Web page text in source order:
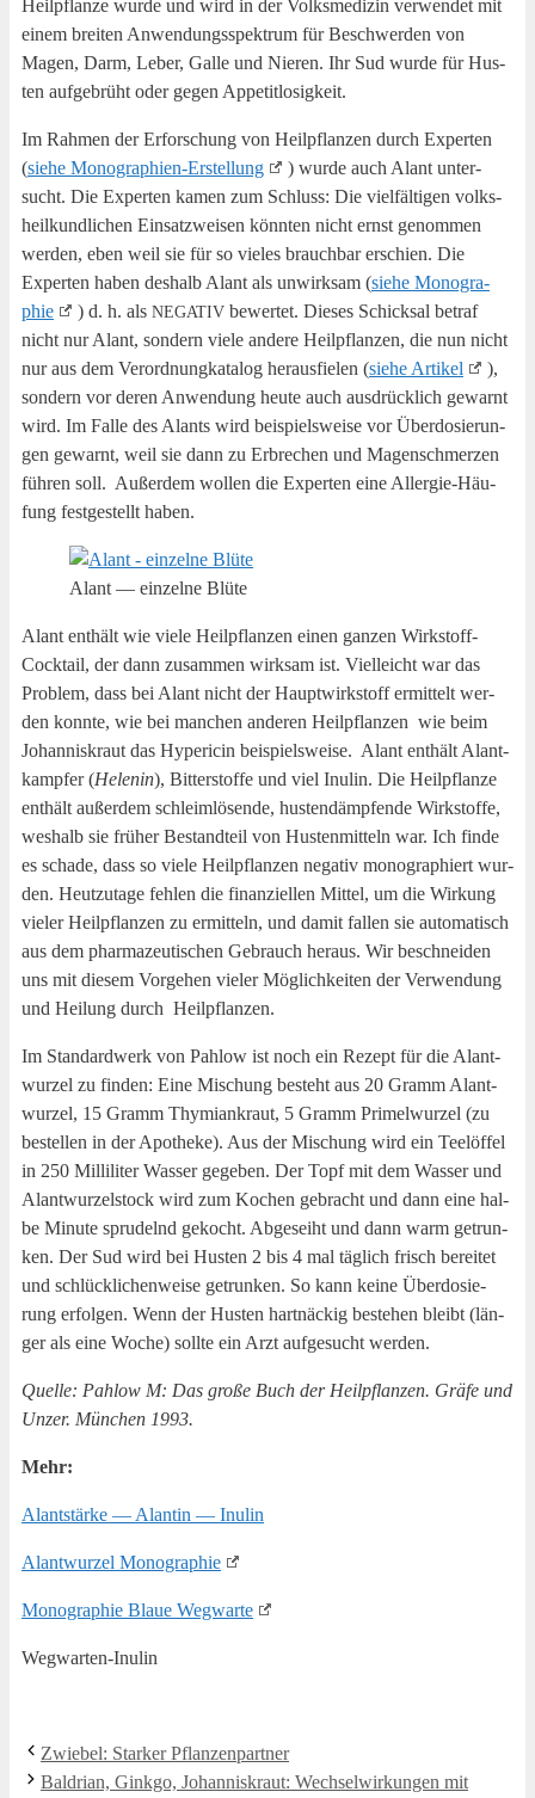
Heil­pflan­ze wur­de und wird in der Volks­me­di­zin ver­wen­det mit
einem brei­ten Anwen­dungs­spek­trum für Beschwer­den von
Magen, Darm, Leber, Gal­le und Nie­ren. Ihr Sud wur­de für Hus­
ten auf­ge­brüht oder gegen Appetitlosigkeit.
Im Rah­men der Erfor­schung von Heil­pflan­zen durch Exper­ten
(sie­he Mono­gra­phien-Erstel­lung
) wur­de auch Alant unter­
sucht. Die Exper­ten kamen zum Schluss: Die viel­fäl­ti­gen volks­
heil­kund­li­chen Ein­satz­wei­sen könn­ten nicht ernst genom­men
wer­den, eben weil sie für so vie­les brauch­bar erschien. Die
Exper­ten haben des­halb Alant als unwirk­sam (sie­he Mono­gra­
phie
) d. h. als NEGATIV bewer­tet. Die­ses Schick­sal betraf
nicht nur Alant, son­dern vie­le ande­re Heil­pflan­zen, die nun nicht
nur aus dem Ver­ord­nung­ka­ta­log her­aus­fie­len (sie­he Arti­kel
),
son­dern vor deren Anwen­dung heu­te auch aus­drück­lich gewarnt
wird. Im Fal­le des Alants wird bei­spiels­wei­se vor Über­do­sie­run­
gen gewarnt, weil sie dann zu Erbre­chen und Magen­schmer­zen
füh­ren soll. Außer­dem wol­len die Exper­ten eine All­er­gie-Häu­
fung fest­ge­stellt haben.
Alant — ein­zel­ne Blüte
Alant ent­hält wie vie­le Heil­pflan­zen einen gan­zen Wirk­stoff-
Cock­tail, der dann zusam­men wirk­sam ist. Viel­leicht war das
Pro­blem, dass bei Alant nicht der Haupt­wirk­stoff ermit­telt wer­
den konn­te, wie bei man­chen ande­ren Heil­pflan­zen wie beim
Johan­nis­kraut das Hyperi­cin bei­spiels­wei­se. Alant ent­hält Alant­
kamp­fer (Hele­nin), Bit­ter­stof­fe und viel Inu­lin. Die Heil­pflan­ze
ent­hält außer­dem schleim­lö­sen­de, hus­ten­dämp­fen­de Wirk­stof­fe,
wes­halb sie frü­her Bestand­teil von Hus­ten­mit­teln war. Ich fin­de
es scha­de, dass so vie­le Heil­pflan­zen nega­tiv mono­gra­phiert wur­
den. Heut­zu­ta­ge feh­len die finan­zi­el­len Mit­tel, um die Wir­kung
vie­ler Heil­pflan­zen zu ermit­teln, und damit fal­len sie auto­ma­tisch
aus dem phar­ma­zeu­ti­schen Gebrauch her­aus. Wir beschnei­den
uns mit die­sem Vor­ge­hen vie­ler Mög­lich­kei­ten der Ver­wen­dung
und Hei­lung durch Heilpflanzen.
Im Stan­dard­werk von Pahl­ow ist noch ein Rezept für die Alant­
wur­zel zu fin­den: Eine Mischung besteht aus 20 Gramm Alant­
wur­zel, 15 Gramm Thy­mi­an­kraut, 5 Gramm Pri­mel­wur­zel (zu
bestel­len in der Apo­the­ke). Aus der Mischung wird ein Tee­löf­fel
in 250 Mil­li­li­ter Was­ser gege­ben. Der Topf mit dem Was­ser und
Alant­wur­zel­stock wird zum Kochen gebracht und dann eine hal­
be Minu­te spru­delnd gekocht. Abge­seiht und dann warm getrun­
ken. Der Sud wird bei Hus­ten 2 bis 4 mal täg­lich frisch berei­tet
und schlück­li­chen­wei­se getrun­ken. So kann kei­ne Über­do­sie­
rung erfol­gen. Wenn der Hus­ten hart­nä­ckig bestehen bleibt (län­
ger als eine Woche) soll­te ein Arzt auf­ge­sucht werden.
Quel­le: Pahl­ow M: Das gro­ße Buch der Heil­pflan­zen. Grä­fe und
Unzer. Mün­chen 1993.
Mehr:
Alant­stär­ke — Alan­tin — Inulin
Alant­wur­zel Monographie
Mono­gra­phie Blaue Wegwarte
Weg­war­ten-Inu­lin
Zwie­bel: Star­ker Pflanzenpartner
Bal­dri­an, Gink­go, Johan­nis­kraut: Wech­sel­wir­kun­gen mit